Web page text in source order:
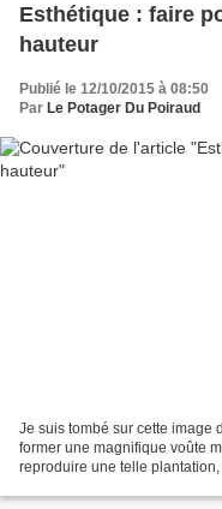
Esthétique : faire
hauteur
Publié le 12/10/2015 à 08:50
Par Le Potager Du Poiraud
Je suis tombé sur cette image
former une magnifique voûte
reproduire une telle